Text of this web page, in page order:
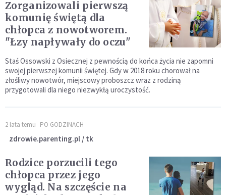
Zorganizowali pierwszą
komunię świętą dla
chłopca z nowotworem.
"Łzy napływały do oczu"
Staś Ossowski z Osiecznej z pewnością do końca życia nie zapomni
swojej pierwszej komunii świętej. Gdy w 2018 roku chorował na
złośliwy nowotwór, miejscowy proboszcz wraz z rodziną
przygotowali dla niego niezwykłą uroczystość.
2 lata temu PO GODZINACH
zdrowie.parenting.pl / tk
Rodzice porzucili tego
chłopca przez jego
wygląd. Na szczęście na